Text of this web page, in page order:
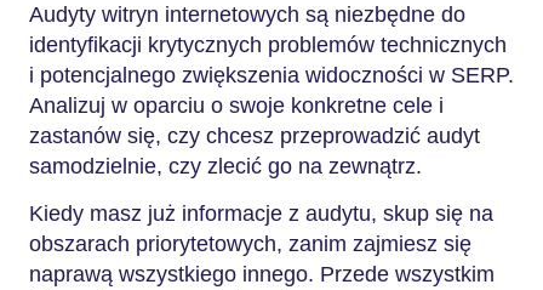
Audyty witryn internetowych są niezbędne do
identyfikacji krytycznych problemów technicznych
i potencjalnego zwiększenia widoczności w SERP.
Analizuj w oparciu o swoje konkretne cele i
zastanów się, czy chcesz przeprowadzić audyt
samodzielnie, czy zlecić go na zewnątrz.
Kiedy masz już informacje z audytu, skup się na
obszarach priorytetowych, zanim zajmiesz się
naprawą wszystkiego innego. Przede wszystkim